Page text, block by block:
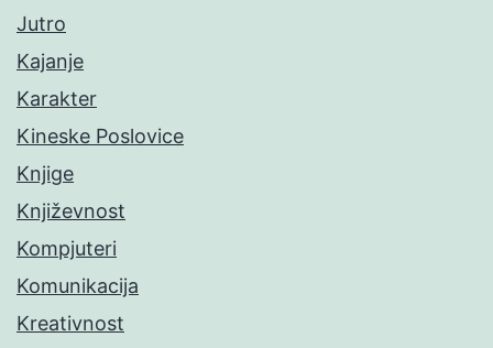
Jutro
Kajanje
Karakter
Kineske Poslovice
Knjige
Književnost
Kompjuteri
Komunikacija
Kreativnost